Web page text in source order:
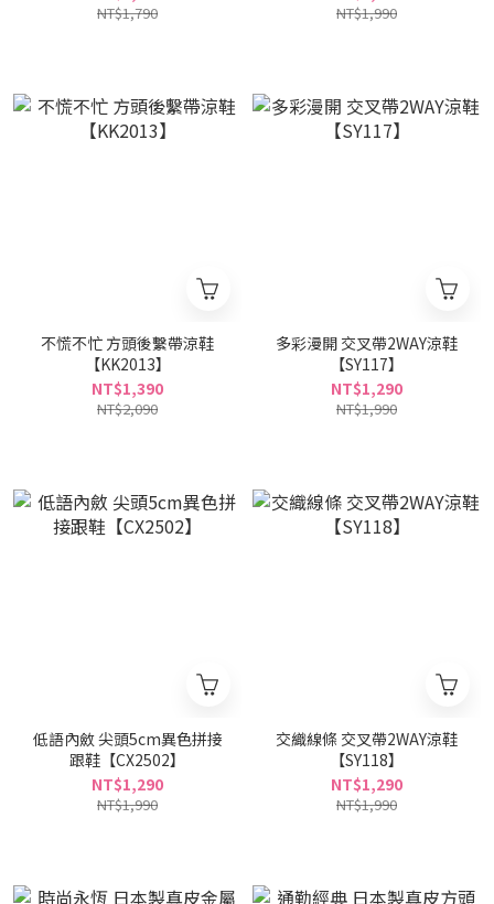
NT$1,790 NT$1,990
不慌不忙 方頭後繫帶涼鞋
【KK2013】
NT$1,390
NT$2,090
多彩漫開 交叉帶2WAY涼鞋
【SY117】
NT$1,290
NT$1,990
低語內斂 尖頭5cm異色拼接
跟鞋【CX2502】
NT$1,290
NT$1,990
交織線條 交叉帶2WAY涼鞋
【SY118】
NT$1,290
NT$1,990